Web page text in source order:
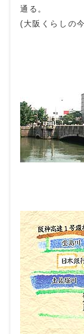
通る。
(大阪くらしの